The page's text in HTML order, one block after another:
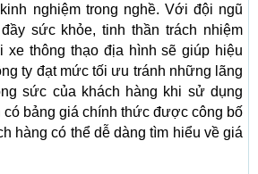
nghiệm trong nghề. Với đội ngũ
sức khỏe, tinh thần trách nhiệm
xe thông thạo địa hình sẽ giúp hiệu
ty đạt mức tối ưu tránh những lãng
sức của khách hàng khi sử dụng
có bảng giá chính thức được công bố
hàng có thể dễ dàng tìm hiểu về giá